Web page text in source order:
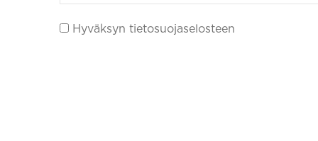
Hyväksyn tietosuojaselosteen